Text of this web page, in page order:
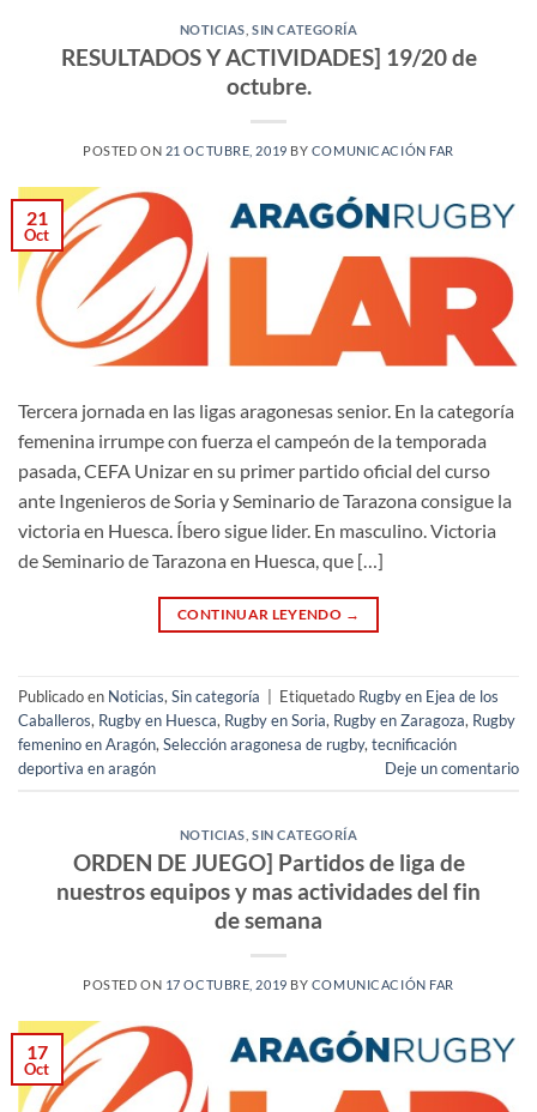
NOTICIAS ,SIN CATEGORÍA
RESULTADOS Y ACTIVIDADES] 19/20 de
octubre.
POSTED ON 21 OCTUBRE, 2019 BY COMUNICACIÓN FAR
21
Oct
Tercera jornada en las ligas aragonesas senior. En la categoría
femenina irrumpe con fuerza el campeón de la temporada
pasada, CEFA Unizar en su primer partido oficial del curso
ante Ingenieros de Soria y Seminario de Tarazona consigue la
victoria en Huesca. Íbero sigue lider. En masculino. Victoria
de Seminario de Tarazona en Huesca, que […]
CONTINUAR LEYENDO →
Publicado en Noticias,Sin categoría Etiquetado Rugby en Ejea de los
Caballeros, Rugby en Huesca, Rugby en Soria, Rugby en Zaragoza, Rugby
femenino en Aragón,Selección aragonesa de rugby,tecnificación
deportiva en aragón
Deje un comentario
NOTICIAS ,SIN CATEGORÍA
ORDEN DE JUEGO] Partidos de liga de
nuestros equipos y mas actividades del fin
de semana
POSTED ON 17 OCTUBRE, 2019 BY COMUNICACIÓN FAR
17
Oct